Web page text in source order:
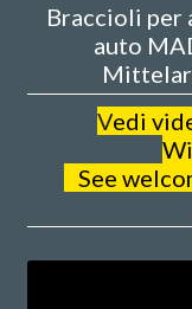
Braccioli per
auto
Vedi
See